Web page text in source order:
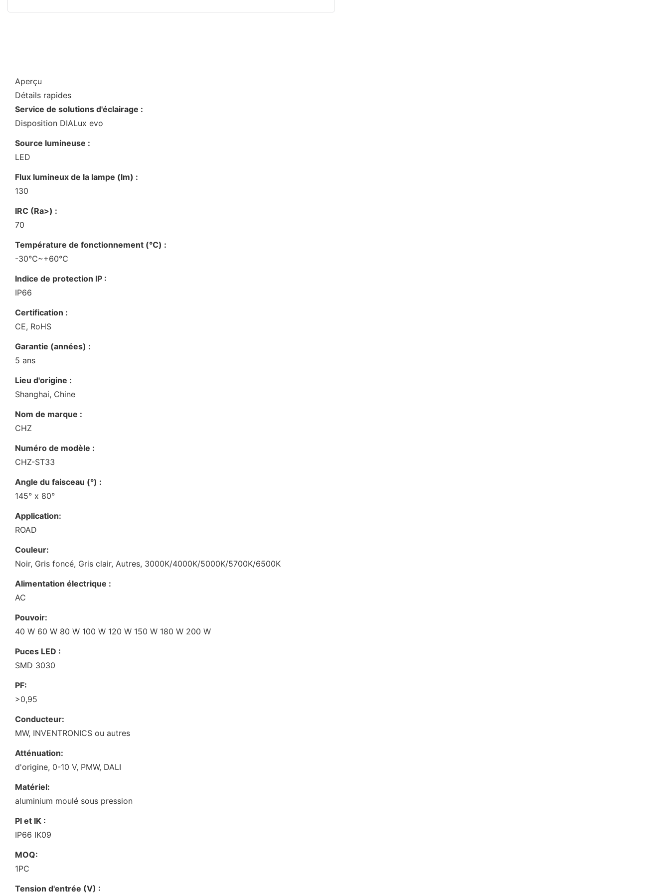
Aperçu
Détails rapides
Service de solutions d'éclairage :
Disposition DIALux evo
Source lumineuse :
LED
Flux lumineux de la lampe (lm) :
130
IRC (Ra>) :
70
Température de fonctionnement (℃) :
-30℃~+60℃
Indice de protection IP :
IP66
Certification :
CE, RoHS
Garantie (années) :
5 ans
Lieu d'origine :
Shanghai, Chine
Nom de marque :
CHZ
Numéro de modèle :
CHZ-ST33
Angle du faisceau (°) :
145° x 80°
Application:
ROAD
Couleur:
Noir, Gris foncé, Gris clair, Autres, 3000K/4000K/5000K/5700K/6500K
Alimentation électrique :
AC
Pouvoir:
40 W 60 W 80 W 100 W 120 W 150 W 180 W 200 W
Puces LED :
SMD 3030
PF:
>0,95
Conducteur:
MW, INVENTRONICS ou autres
Atténuation:
d'origine, 0-10 V, PMW, DALI
Matériel:
aluminium moulé sous pression
PI et IK :
IP66 IK09
MOQ:
1PC
Tension d'entrée (V) :